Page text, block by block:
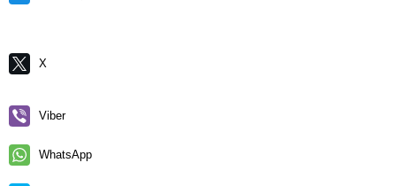
X
Viber
WhatsApp